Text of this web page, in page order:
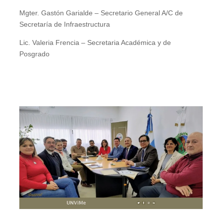
Mgter. Gastón Garialde – Secretario General A/C de
Secretaría de Infraestructura
Lic. Valeria Frencia – Secretaria Académica y de
Posgrado